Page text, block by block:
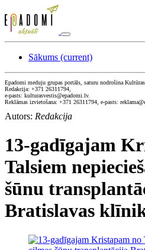
Sākums (current)
Epadomi meduju grupas portāls, saturu nodrošina
Redakcija: +371 26311794,
e-pasts: kulturasvestis@epadomi.lv.
Reklāmas izvietošana: +371 26311794, e-pasts:
Autors: Redakcija
13-gadīgajam
Talsiem
šūnu
Bratislavas